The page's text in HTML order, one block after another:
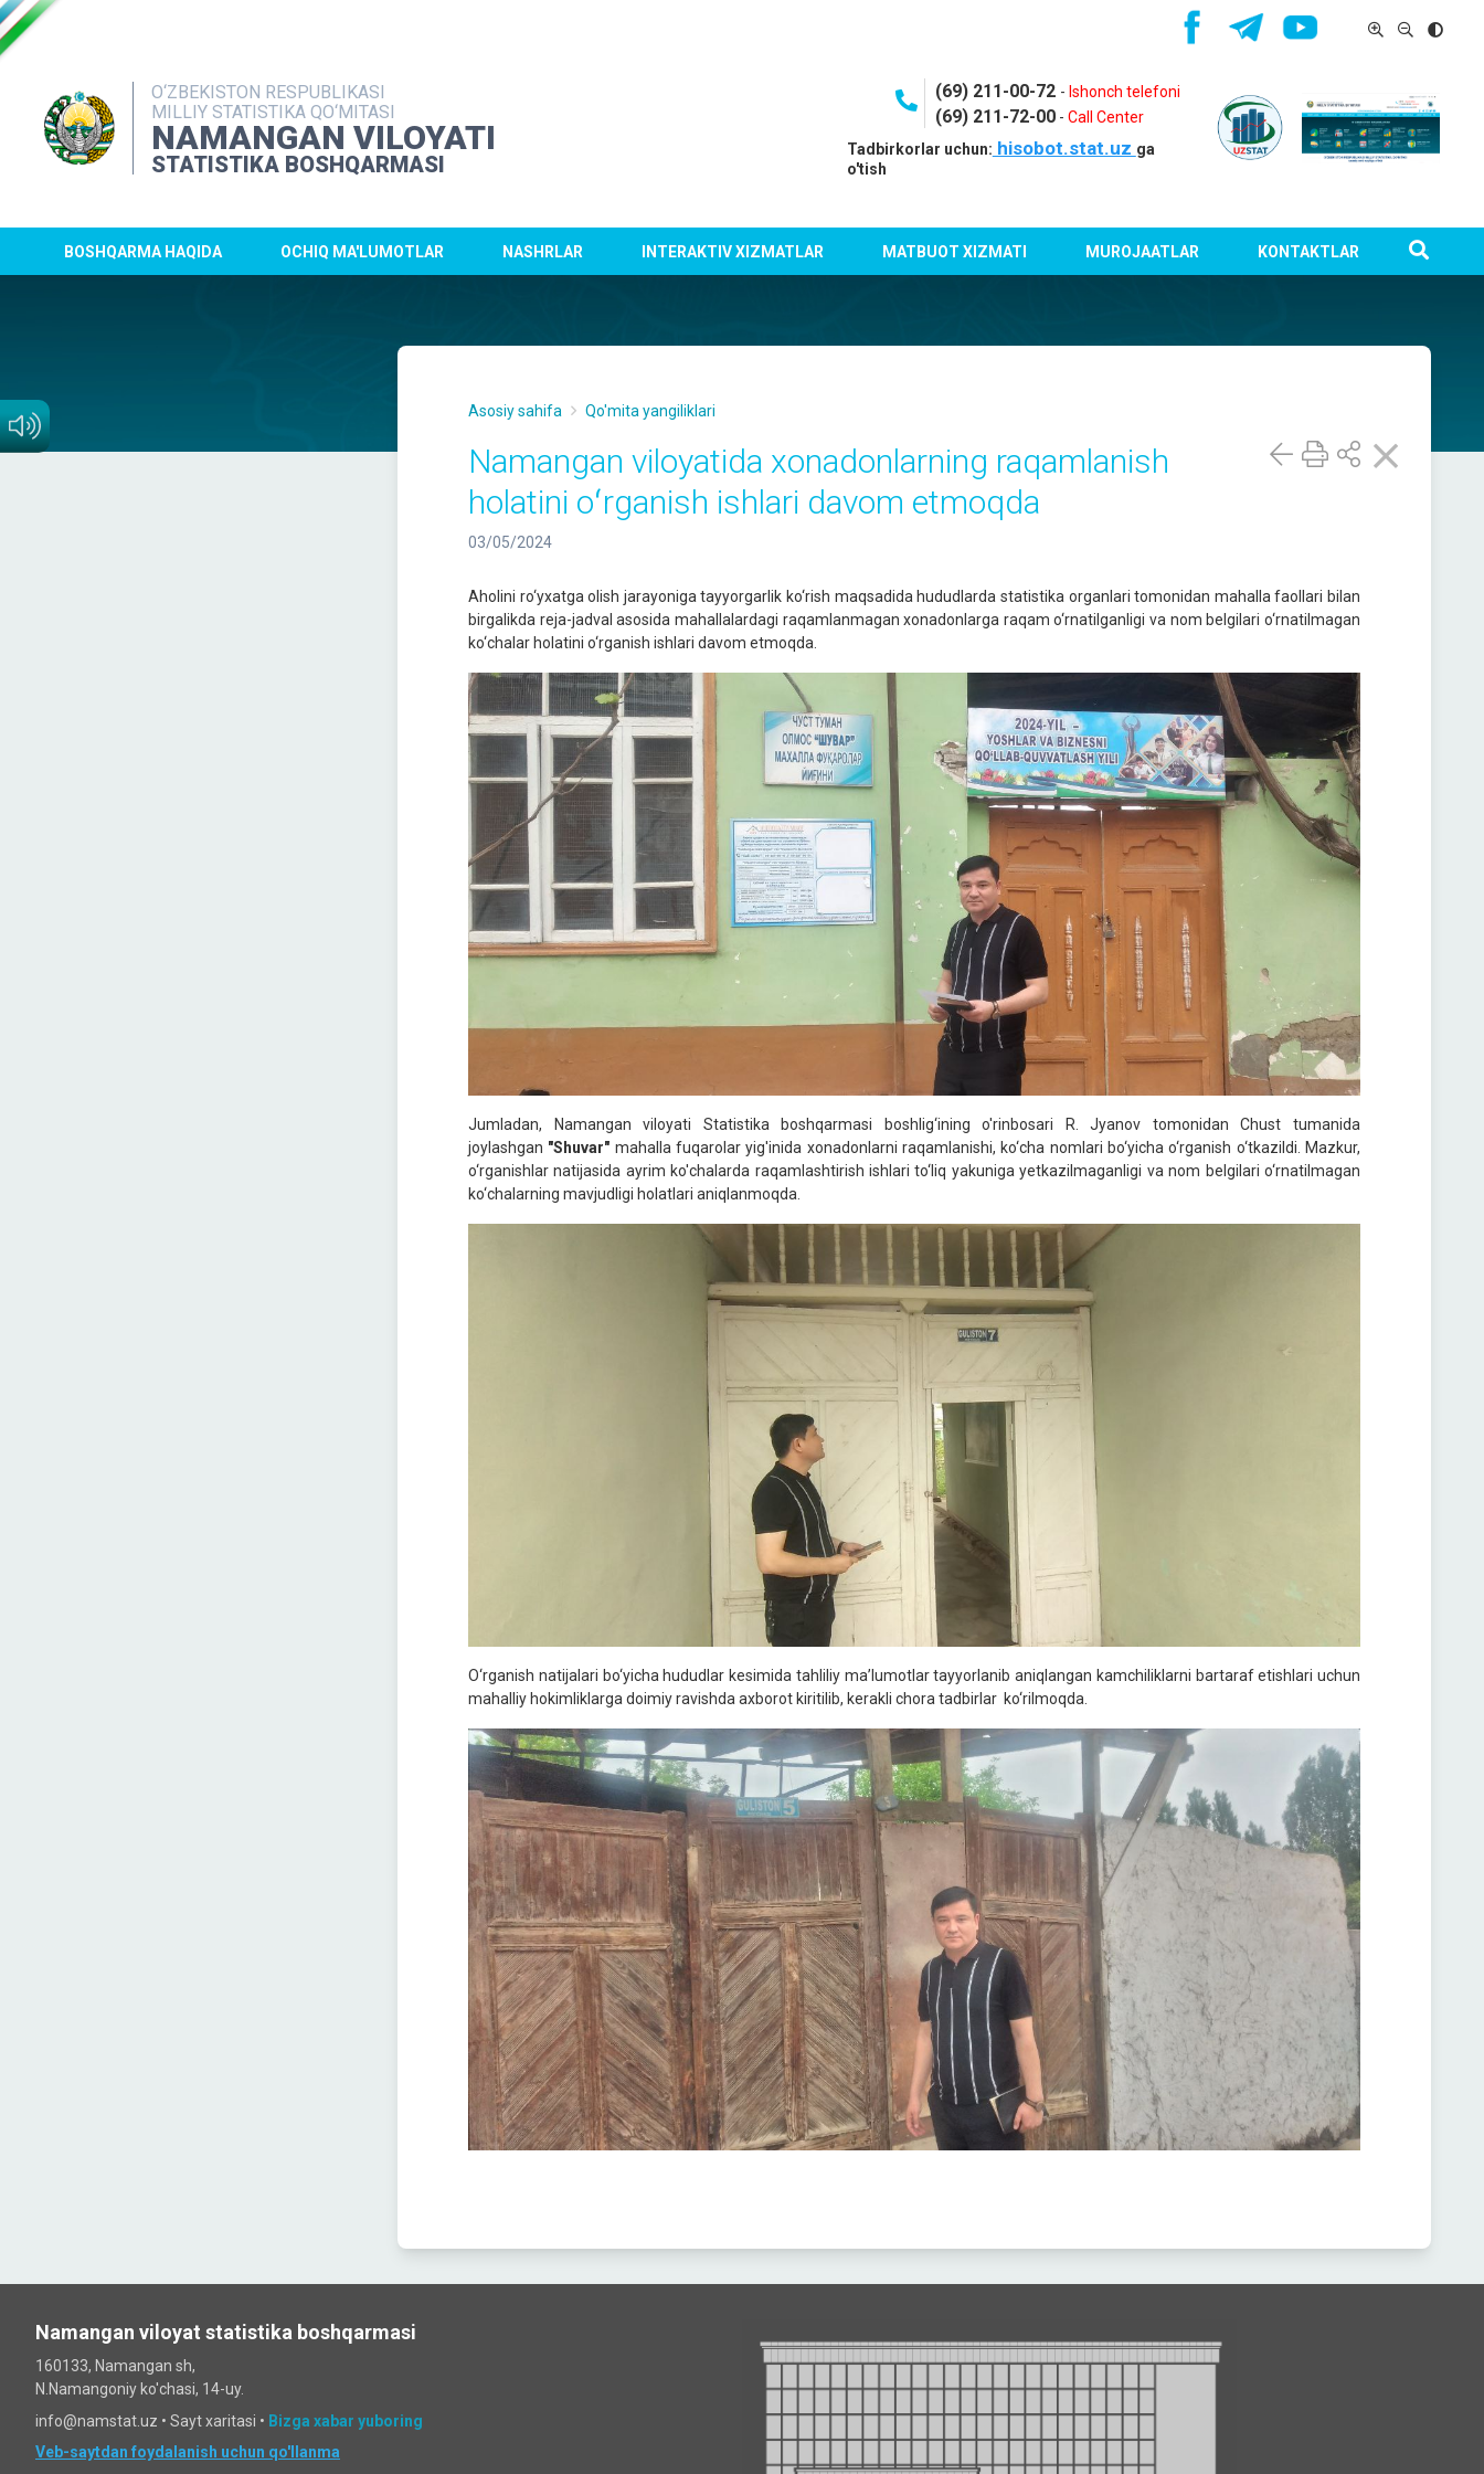
O‘ZBEKISTON RESPUBLIKASI
MILLIY STATISTIKA QO‘MITASI
NAMANGAN VILOYATI
STATISTIKA BOSHQARMASI
(69) 211-00-72 - Ishonch telefoni
(69) 211-72-00- Call Center
Tadbirkorlar uchun: hisobot.stat.uz ga
o'tish
BOSHQARMA HAQIDA OCHIQ MA'LUMOTLAR NASHRLAR INTERAKTIV XIZMATLAR MATBUOT XIZMATI MUROJAATLAR KONTAKTLAR
Asosiy sahifa Qo'mita yangiliklari
Namangan viloyatida xonadonlarning raqamlanish
holatini oʻrganish ishlari davom etmoqda
03/05/2024
Aholini ro‘yxatga olish jarayoniga tayyorgarlik ko‘rish maqsadida hududlarda statistika organlari tomonidan mahalla faollari bilan
birgalikda reja-jadval asosida mahallalardagi raqamlanmagan xonadonlarga raqam o‘rnatilganligi va nom belgilari o‘rnatilmagan
ko‘chalar holatini o‘rganish ishlari davom etmoqda.
Jumladan, Namangan viloyati Statistika boshqarmasi boshlig‘ining o'rinbosari R. Jyanov tomonidan Chust tumanida
joylashgan "Shuvar" mahalla fuqarolar yig'inida xonadonlarni raqamlanishi, ko‘cha nomlari bo‘yicha o‘rganish o‘tkazildi. Mazkur,
o‘rganishlar natijasida ayrim ko'chalarda raqamlashtirish ishlari to‘liq yakuniga yetkazilmaganligi va nom belgilari o‘rnatilmagan
ko‘chalarning mavjudligi holatlari aniqlanmoqda.
O‘rganish natijalari bo‘yicha hududlar kesimida tahliliy ma’lumotlar tayyorlanib aniqlangan kamchiliklarni bartaraf etishlari uchun
mahalliy hokimliklarga doimiy ravishda axborot kiritilib, kerakli chora tadbirlar ko‘rilmoqda.
Namangan viloyat statistika boshqarmasi
160133, Namangan sh,
N.Namangoniy ko'chasi, 14-uy.
info@namstat.uz • Sayt xaritasi • Bizga xabar yuboring
Veb-saytdan foydalanish uchun qo'llanma